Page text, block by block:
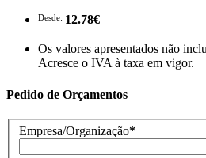
Desde: 12.78€
Os valores apresentados não
Acresce o IVA à taxa em vigor.
Pedido de Orçamentos
Empresa/Organização*